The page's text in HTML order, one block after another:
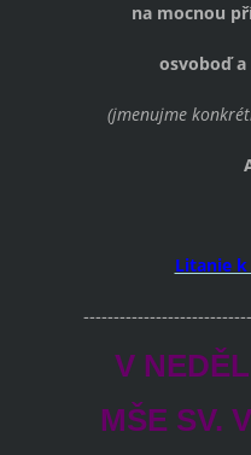
na mocnou
osvoboď a
(jmenujme
Litanie
V
MŠE SV.